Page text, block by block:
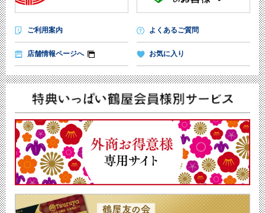
ご利用案内 よくあるご質問
店舗情報ページへ お気に入り